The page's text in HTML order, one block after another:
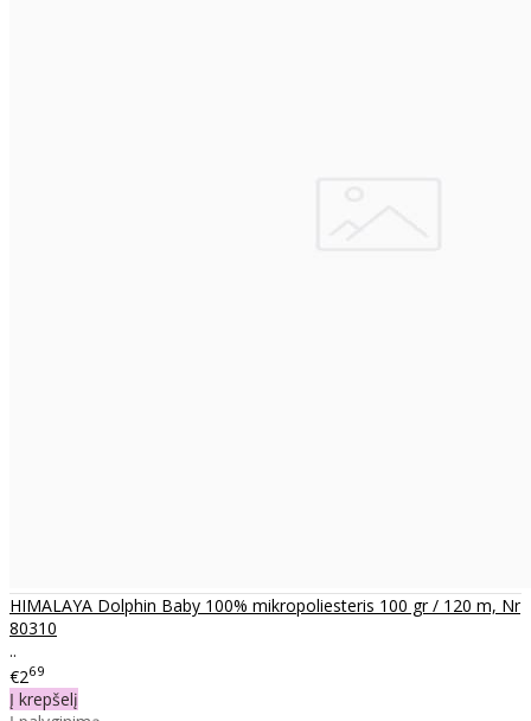
HIMALAYA Dolphin Baby 100% mikropoliesteris 100 gr / 120 m, Nr
80310
..
€269
Į krepšelį